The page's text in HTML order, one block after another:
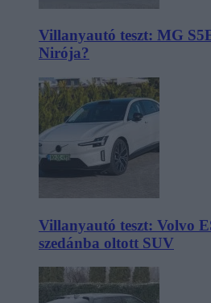
Villanyautó teszt: MG
Nirója?
Villanyautó teszt: Volvo
szedánba oltott SUV